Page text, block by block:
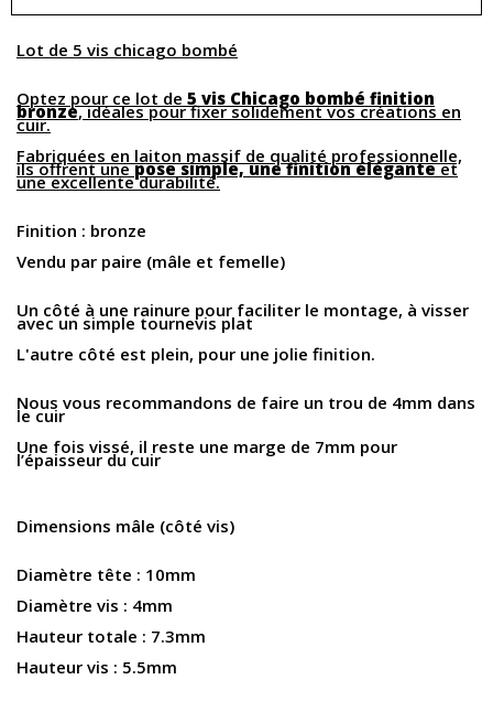
Lot de 5 vis chicago bombé
Optez pour ce lot de 5 vis Chicago bombé finition
bronze, idéales pour fixer solidement vos créations en
cuir.
Fabriquées en laiton massif de qualité professionnelle,
ils offrent unepose simple, une finition éléganteet
une excellente durabilité.
Finition : bronze
Vendu par paire (mâle et femelle)
Un côté à une rainure pour faciliter le montage, à visser
avec un simple tournevis plat
L'autre côté est plein, pour une jolie finition.
Nous vous recommandons de faire un trou de 4mm dans
le cuir
Une fois vissé, il reste une marge de 7mm pour
l’épaisseur du cuir
Dimensions mâle (côté vis)
Diamètre tête : 10mm
Diamètre vis : 4mm
Hauteur totale : 7.3mm
Hauteur vis : 5.5mm